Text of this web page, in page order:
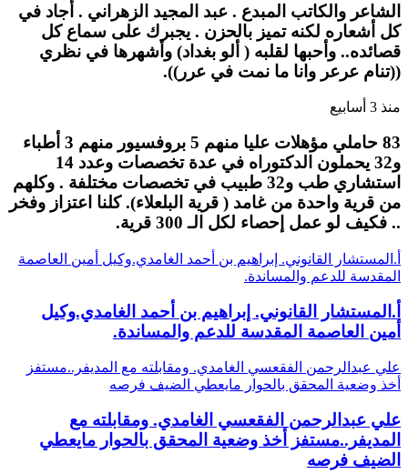
الشاعر والكاتب المبدع . عبد المجيد الزهراني . أجاد في
كل أشعاره لكنه تميز بالحزن . يجبرك على سماع كل
قصائده.. وأحبها لقلبه ( ألو بغداد) وأشهرها في نظري
((تنام عرعر وانا ما نمت في عرر)).
منذ 3 أسابيع
83 حاملي مؤهلات عليا منهم 5 بروفسيور منهم 3 أطباء
و32 يحملون الدكتوراه في عدة تخصصات وعدد 14
استشاري طب و32 طبيب في تخصصات مختلفة . وكلهم
من قرية واحدة من غامد ( قرية البلعلاء). كلنا اعتزاز وفخر
.. فكيف لو عمل إحصاء لكل الـ 300 قرية.
أ.المستشار القانوني. إبراهيم بن أحمد الغامدي.وكيل أمين العاصمة
المقدسة للدعم والمساندة.
أ.المستشار القانوني. إبراهيم بن أحمد الغامدي.وكيل
أمين العاصمة المقدسة للدعم والمساندة.
علي عبدالرحمن الفقعسي الغامدي. ومقابلته مع المديفر..مستفز
أخذ وضعية المحقق بالحوار مايعطي الضيف فرصه
علي عبدالرحمن الفقعسي الغامدي. ومقابلته مع
المديفر..مستفز أخذ وضعية المحقق بالحوار مايعطي
الضيف فرصه